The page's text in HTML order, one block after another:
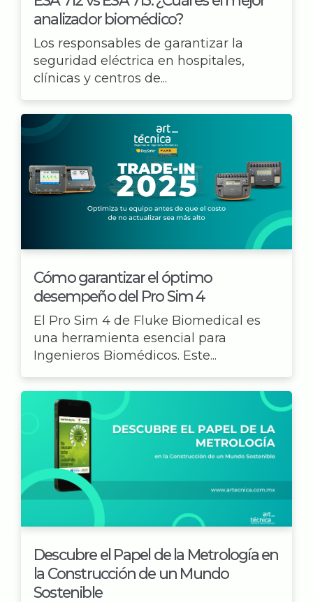
analizador biomédico?
Los responsables de garantizar la
seguridad eléctrica en hospitales,
clínicas y centros de...
Cómo garantizar el óptimo
desempeño del Pro Sim 4
El Pro Sim 4 de Fluke Biomedical es
una herramienta esencial para
Ingenieros Biomédicos. Este...
Descubre el Papel de la Metrología en
la Construcción de un Mundo
Sostenible